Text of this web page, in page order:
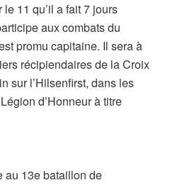
11 qu’il a fait 7 jours
aux combats du
promu capitaine. Il sera à
récipiendaires de la Croix
sur l’Hilsenfirst, dans les
d’Honneur à titre
au 13e bataillon de